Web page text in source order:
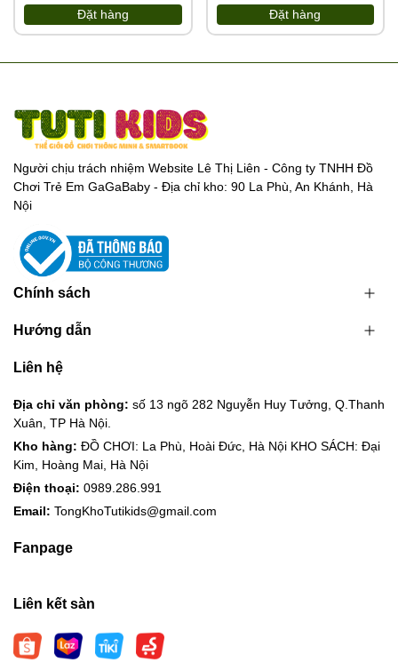
Đặt hàng Đặt hàng
Người chịu trách nhiệm Website Lê Thị Liên - Công ty TNHH Đồ
Chơi Trẻ Em GaGaBaby - Địa chỉ kho: 90 La Phù, An Khánh, Hà
Nội
Chính sách
Hướng dẫn
Liên hệ
Địa chỉ văn phòng: số 13 ngõ 282 Nguyễn Huy Tưởng, Q.Thanh
Xuân, TP Hà Nội.
Kho hàng: ĐỒ CHƠI: La Phù, Hoài Đức, Hà Nội KHO SÁCH: Đại
Kim, Hoàng Mai, Hà Nội
Điện thoại: 0989.286.991
Email: TongKhoTutikids@gmail.com
Fanpage
Liên kết sàn